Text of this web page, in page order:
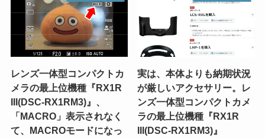
レンズ一体型コンパクトカ
メラの最上位機種『RX1R
III(DSC-RX1RM3)』、
「MACRO」表示されなく
て、MACROモードになっ
実は、本体よりも納期状況
が厳しいアクセサリー。レ
ンズ一体型コンパクトカメ
ラの最上位機種『RX1R
III(DSC-RX1RM3)』